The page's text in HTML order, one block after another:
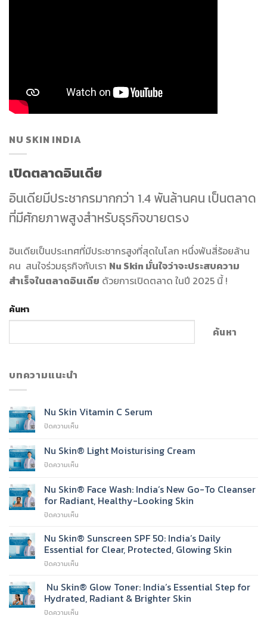
NU SKIN INDIA
เปิดตลาดอินเดีย
อินเดียมีประชากรมากกว่า 1.4 พันล้านคน เป็นตลาด
ที่มีศักยภาพสูงสำหรับธุรกิจขายตรง
อินเดียเป็นประเทศที่มีประชากรสูงที่สุดในโลก หนึ่งพันสี่ร้อยล้าน
คน สนใจร่วมธุรกิจกับเรา Nu Skin มั่นใจว่าจะประสบความ
สำเร็จในตลาดอินเดีย ด้วยการเปิดตลาด ในปี 2025 นี้ !
ค้นหา
ค้นหา
บทความแนะนำ
Nu Skin Vitamin C Serum
ปิดความเห็น
Skin
Vitamin
Nu Skin® Light Moisturising Cream
ปิดความเห็น
Skin®
Light
Moisturising
Nu Skin® Face Wash: India’s New Go-To Cleanser
for Radiant, Healthy-Looking Skin
ปิดความเห็น
Skin®
Face
Wash:
Go-
To
Cleanser
Nu Skin® Sunscreen SPF 50: India’s Daily
Essential for Clear, Protected, Glowing Skin
ปิดความเห็น
Skin®
Sunscreen
SPF
Nu Skin® Glow Toner: India’s Essential Step for
Hydrated, Radiant & Brighter Skin
ปิดความเห็น